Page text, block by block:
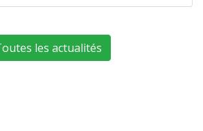
les actualités